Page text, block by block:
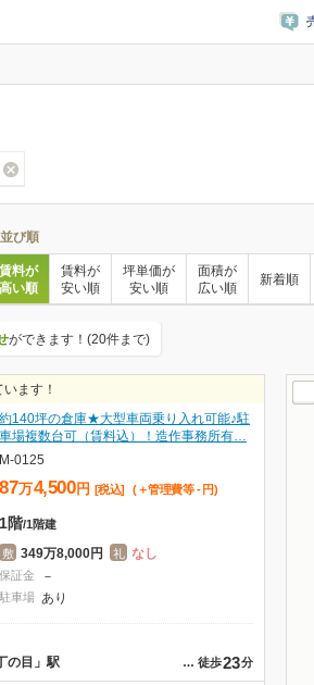
び順
賃料が
高い順
賃料が
安い順
坪単価が
安い順
面積が
広い順
新着順
ができます！(20件まで)
ます！
約140坪の倉庫★大型車両乗り入れ可能♪駐
車場複数台可（賃料込）！造作事務所有…
M-0125
87万4,500 円 [税込] (＋管理費等 - 円)
1階/1階建
敷 349万8,000円 礼 なし
保証金 －
駐車場 あり
… 徒歩23分
の目」駅